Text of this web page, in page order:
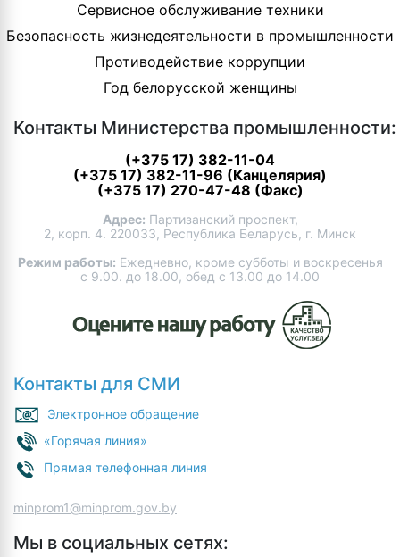
Сервисное обслуживание техники
Безопасность жизнедеятельности в промышленности
Противодействие коррупции
Год белорусской женщины
Контакты Министерства промышленности:
(+375 17) 382-11-04
(+375 17) 382-11-96 (Канцелярия)
(+375 17) 270-47-48 (Факс)
Адрес: Партизанский проспект,
2, корп. 4. 220033, Республика Беларусь, г. Минск
Режим работы: Ежедневно, кроме субботы и воскресенья
с 9.00. до 18.00, обед с 13.00 до 14.00
Контакты для СМИ
Электронное обращение
«Горячая линия»
Прямая телефонная линия
minprom1@minprom.gov.by
Мы в социальных сетях: